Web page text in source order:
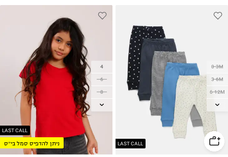
LAST CALL
0-3M
3-6M
6-12M
12-18M
18-24M
2Y
LAST CALL
ניתן להדפיס סמל בי״ס
4
6
8
10
18